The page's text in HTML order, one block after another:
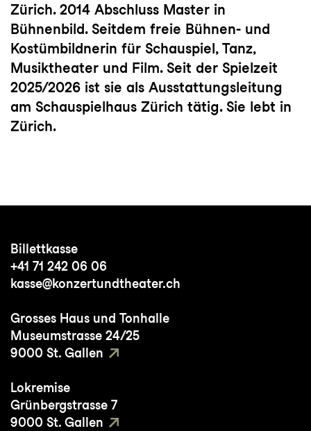
Zürich. 2014 Abschluss Master in
Bühnenbild. Seitdem freie Bühnen- und
Kostümbildnerin für Schauspiel, Tanz,
Musiktheater und Film. Seit der Spielzeit
2025/2026 ist sie als Ausstattungsleitung
am Schauspielhaus Zürich tätig. Sie lebt in
Zürich.
Billettkasse
+41 71 242 06 06
kasse@konzertundtheater.ch
Grosses Haus und Tonhalle
Museumstrasse 24/25
9000 St. Gallen
Lokremise
Grünbergstrasse 7
9000 St. Gallen